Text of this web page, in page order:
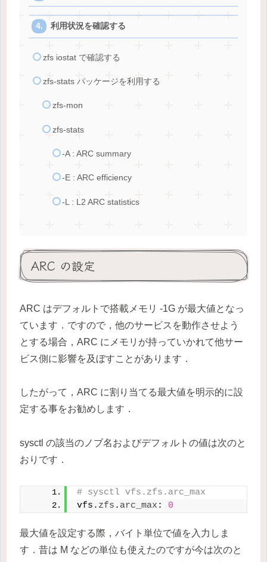
利用状況を確認する
zfs iostat で確認する
zfs-stats パッケージを利用する
zfs-mon
zfs-stats
-A : ARC summary
-E : ARC efficiency
-L : L2 ARC statistics
ARC の設定
ARC はデフォルトで搭載メモリ -1G が最大値となっ
ています．ですので，他のサービスを動作させよう
とする場合，ARC にメモリが持っていかれて他サー
ビス側に影響を及ぼすことがあります．
したがって，ARC に割り当てる最大値を明示的に設
定する事をお勧めします．
sysctl の該当のノブ名およびデフォルトの値は次のと
おりです．
# sysctl vfs.zfs.arc_max
vfs. zfs . arc_max : 0
最大値を設定する際，バイト単位で値を入力しま
す．昔は M などの単位も使えたのですが今は次のと